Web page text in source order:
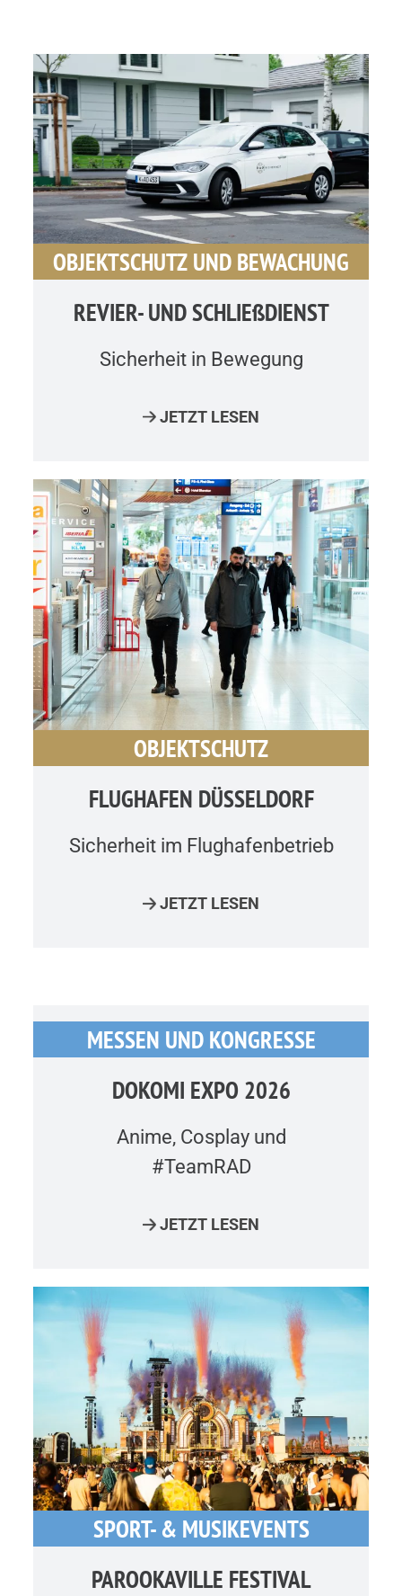
OBJEKTSCHUTZ UND BEWACHUNG
REVIER- UND SCHLIEßDIENST
Sicherheit in Bewegung
JETZT LESEN
OBJEKTSCHUTZ
FLUGHAFEN DÜSSELDORF
Sicherheit im Flughafenbetrieb
JETZT LESEN
MESSEN UND KONGRESSE
DOKOMI EXPO 2026
Anime, Cosplay und
#TeamRAD
JETZT LESEN
SPORT- & MUSIKEVENTS
PAROOKAVILLE FESTIVAL